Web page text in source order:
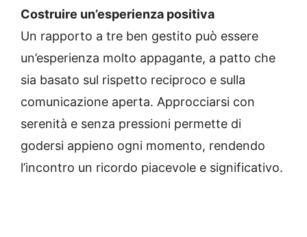
Costruire un’esperienza positiva
Un rapporto a tre ben gestito può essere
un’esperienza molto appagante, a patto che
sia basato sul rispetto reciproco e sulla
comunicazione aperta. Approcciarsi con
serenità e senza pressioni permette di
godersi appieno ogni momento, rendendo
l’incontro un ricordo piacevole e significativo.